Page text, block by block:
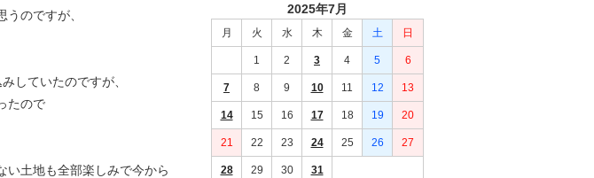
のですが、
していたのですが、
たので
い土地も全部楽しみで今から
2025年7月
月 火 水 木 金 土 日
1 2 3 4 5 6
7 8 9 10 11 12 13
14 15 16 17 18 19 20
21 22 23 24 25 26 27
28 29 30 31